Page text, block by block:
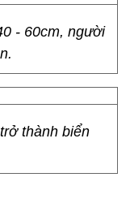
- 60cm, người
thành biển